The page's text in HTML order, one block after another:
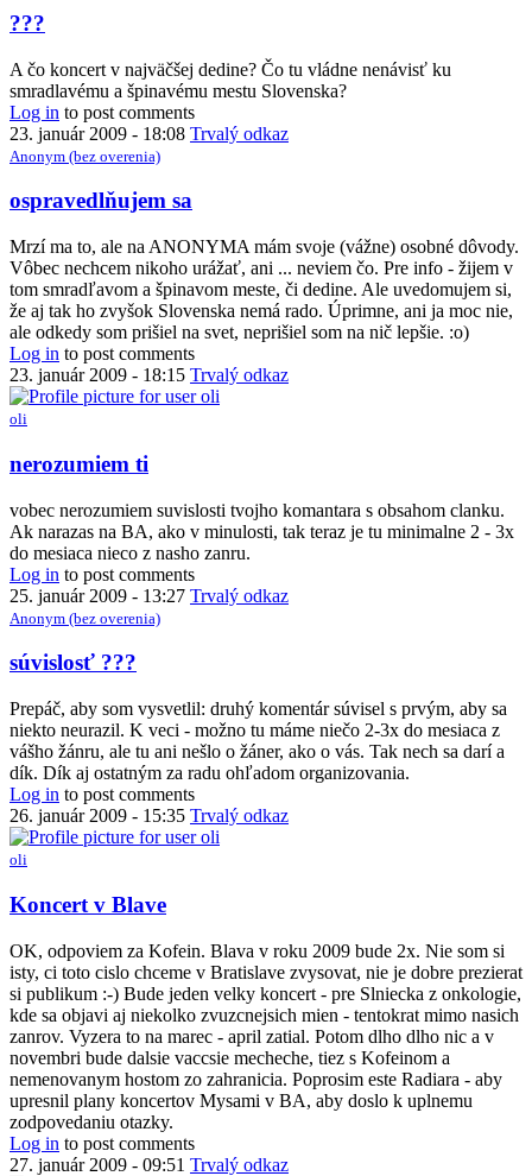
???
A čo koncert v najväčšej dedine? Čo tu vládne nenávisť ku
smradlavému a špinavému mestu Slovenska?
Log in to post comments
23. január 2009 - 18:08 Trvalý odkaz
Anonym (bez overenia)
ospravedlňujem sa
Mrzí ma to, ale na ANONYMA mám svoje (vážne) osobné dôvody.
Vôbec nechcem nikoho urážať, ani ... neviem čo. Pre info - žijem v
tom smradľavom a špinavom meste, či dedine. Ale uvedomujem si,
že aj tak ho zvyšok Slovenska nemá rado. Úprimne, ani ja moc nie,
ale odkedy som prišiel na svet, neprišiel som na nič lepšie. :o)
Log in to post comments
23. január 2009 - 18:15 Trvalý odkaz
oli
In
reply
ospravedlňujem
sa
by
Anonym
(bez
overenia)
nerozumiem ti
vobec nerozumiem suvislosti tvojho komantara s obsahom clanku.
Ak narazas na BA, ako v minulosti, tak teraz je tu minimalne 2 - 3x
do mesiaca nieco z nasho zanru.
Log in to post comments
25. január 2009 - 13:27 Trvalý odkaz
Anonym (bez overenia)
In
reply
to
nerozumiem
ti
by
oli
súvislosť ???
Prepáč, aby som vysvetlil: druhý komentár súvisel s prvým, aby sa
niekto neurazil. K veci - možno tu máme niečo 2-3x do mesiaca z
vášho žánru, ale tu ani nešlo o žáner, ako o vás. Tak nech sa darí a
dík. Dík aj ostatným za radu ohľadom organizovania.
Log in to post comments
26. január 2009 - 15:35 Trvalý odkaz
oli
In
reply
to
súvislosť
???
by
Anonym
(bez
overenia)
Koncert v Blave
OK, odpoviem za Kofein. Blava v roku 2009 bude 2x. Nie som si
isty, ci toto cislo chceme v Bratislave zvysovat, nie je dobre prezierat
si publikum :-) Bude jeden velky koncert - pre Slniecka z onkologie,
kde sa objavi aj niekolko zvuzcnejsich mien - tentokrat mimo nasich
zanrov. Vyzera to na marec - april zatial. Potom dlho dlho nic a v
novembri bude dalsie vaccsie mecheche, tiez s Kofeinom a
nemenovanym hostom zo zahranicia. Poprosim este Radiara - aby
upresnil plany koncertov Mysami v BA, aby doslo k uplnemu
zodpovedaniu otazky.
Log in to post comments
27. január 2009 - 09:51 Trvalý odkaz